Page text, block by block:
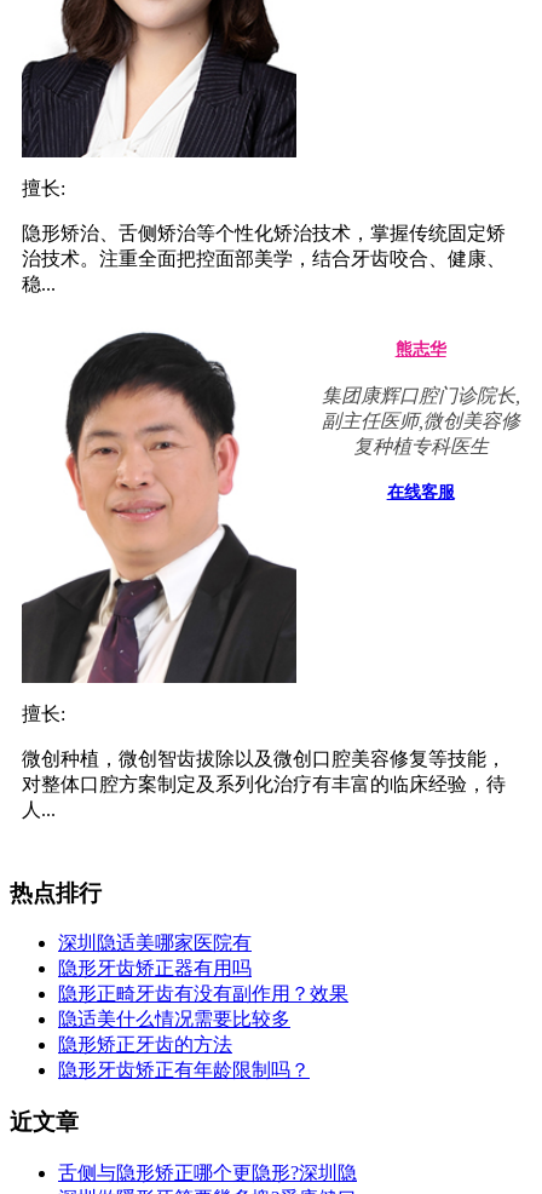
擅长:
隐形矫治、舌侧矫治等个性化矫治技术，掌握传统固定矫
治技术。注重全面把控面部美学，结合牙齿咬合、健康、
稳...
熊志华
集团康辉口腔门诊院长,
副主任医师,微创美容修
复种植专科医生
在线客服
擅长:
微创种植，微创智齿拔除以及微创口腔美容修复等技能，
对整体口腔方案制定及系列化治疗有丰富的临床经验，待
人...
热点排行
深圳隐适美哪家医院有
隐形牙齿矫正器有用吗
隐形正畸牙齿有没有副作用？效果
隐适美什么情况需要比较多
隐形矫正牙齿的方法
隐形牙齿矫正有年龄限制吗？
近文章
舌侧与隐形矫正哪个更隐形?深圳隐